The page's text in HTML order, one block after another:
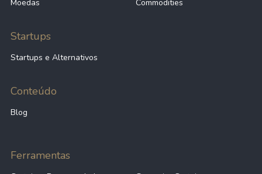
Moedas
Commodities
Startups
Startups e Alternativos
Conteúdo
Blog
Ferramentas